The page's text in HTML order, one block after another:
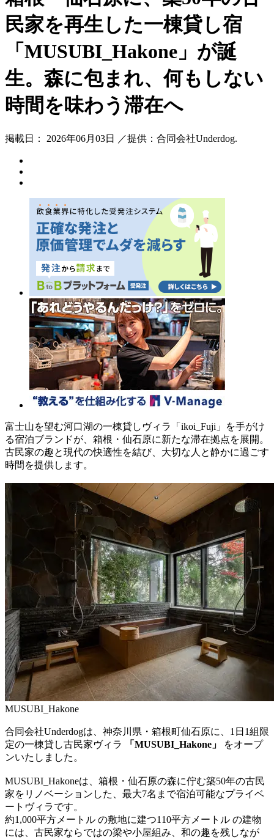
民家を再生した一棟貸し宿
「MUSUBI_Hakone」が誕
生。森に包まれ、何もしない
時間を味わう滞在へ
掲載日： 2026年06月03日 ／提供：合同会社Underdog.
富士山を望む河口湖の一棟貸しヴィラ「ikoi_Fuji」を手がけ
る宿泊ブランドが、箱根・仙石原に新たな滞在拠点を展開。
古民家の趣と現代の快適性を結び、大切な人と静かに過ごす
時間を提供します。
MUSUBI_Hakone
合同会社Underdogは、神奈川県・箱根町仙石原に、1日1組限
定の一棟貸し古民家ヴィラ
「MUSUBI_Hakone」
をオープ
ンいたしました。
MUSUBI_Hakoneは、箱根・仙石原の森に佇む築50年の古民
家をリノベーションした、最大7名まで宿泊可能なプライベ
ートヴィラです。
約1,000平方メートル の敷地に建つ110平方メートル の建物
には、古民家ならではの梁や小屋組み、和の趣を残しなが